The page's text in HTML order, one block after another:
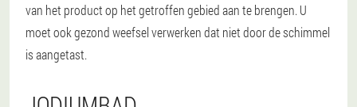
van het product op het getroffen gebied aan te brengen. U
moet ook gezond weefsel verwerken dat niet door de schimmel
is aangetast.